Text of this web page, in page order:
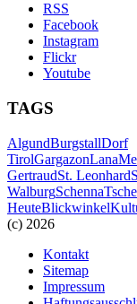
RSS
Facebook
Instagram
Flickr
Youtube
TAGS
AlgundBurgstallDorf
TirolGargazonLana
GertraudSt. Leonhard
WalburgSchenna
HeuteBlickwinkel
(c) 2026
Kontakt
Sitemap
Impressum